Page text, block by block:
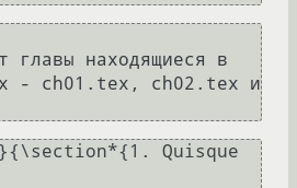
главы находящиеся в
- ch01.tex, ch02.tex и
Quisque